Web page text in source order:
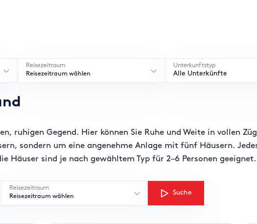
Reisezeitraum
Reisezeitraum wählen
Unterkunftstyp
Alle Unterkünfte
ruhigen Gegend. Hier können Sie Ruhe und Weite in vollen
sondern um eine angenehme Anlage mit fünf Häusern.
Häuser sind je nach gewähltem Typ für 2–6 Personen geeignet.
Reisezeitraum
Reisezeitraum wählen
Suche